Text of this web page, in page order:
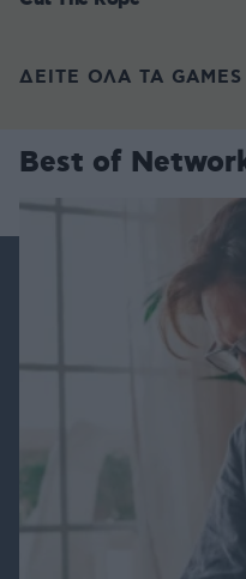
ΔΕΙΤΕ ΟΛΑ ΤΑ GAMES
Best of